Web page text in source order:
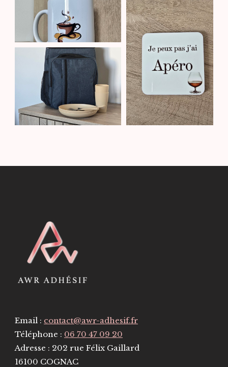
Email : contact@awr-adhesif.fr
Téléphone : 06 70 47 09 20
Adresse : 202 rue Félix Gaillard
16100 COGNAC